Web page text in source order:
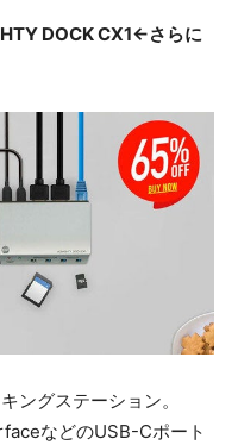
DOCK CX1←さらに
ングステーション。
などのUSB-Cポート